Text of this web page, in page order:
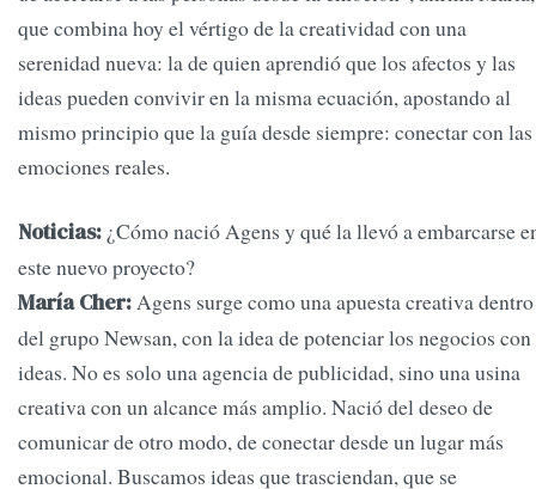
que combina hoy el vértigo de la creatividad con una
serenidad nueva: la de quien aprendió que los afectos y las
ideas pueden convivir en la misma ecuación, apostando al
mismo principio que la guía desde siempre: conectar con las
emociones reales.
Noticias: ¿Cómo nació Agens y qué la llevó a embarcarse
este nuevo proyecto?
María Cher:Agens surge como una apuesta creativa dentro
del grupo Newsan, con la idea de potenciar los negocios con
ideas. No es solo una agencia de publicidad, sino una usina
creativa con un alcance más amplio. Nació del deseo de
comunicar de otro modo, de conectar desde un lugar más
emocional. Buscamos ideas que trasciendan, que se